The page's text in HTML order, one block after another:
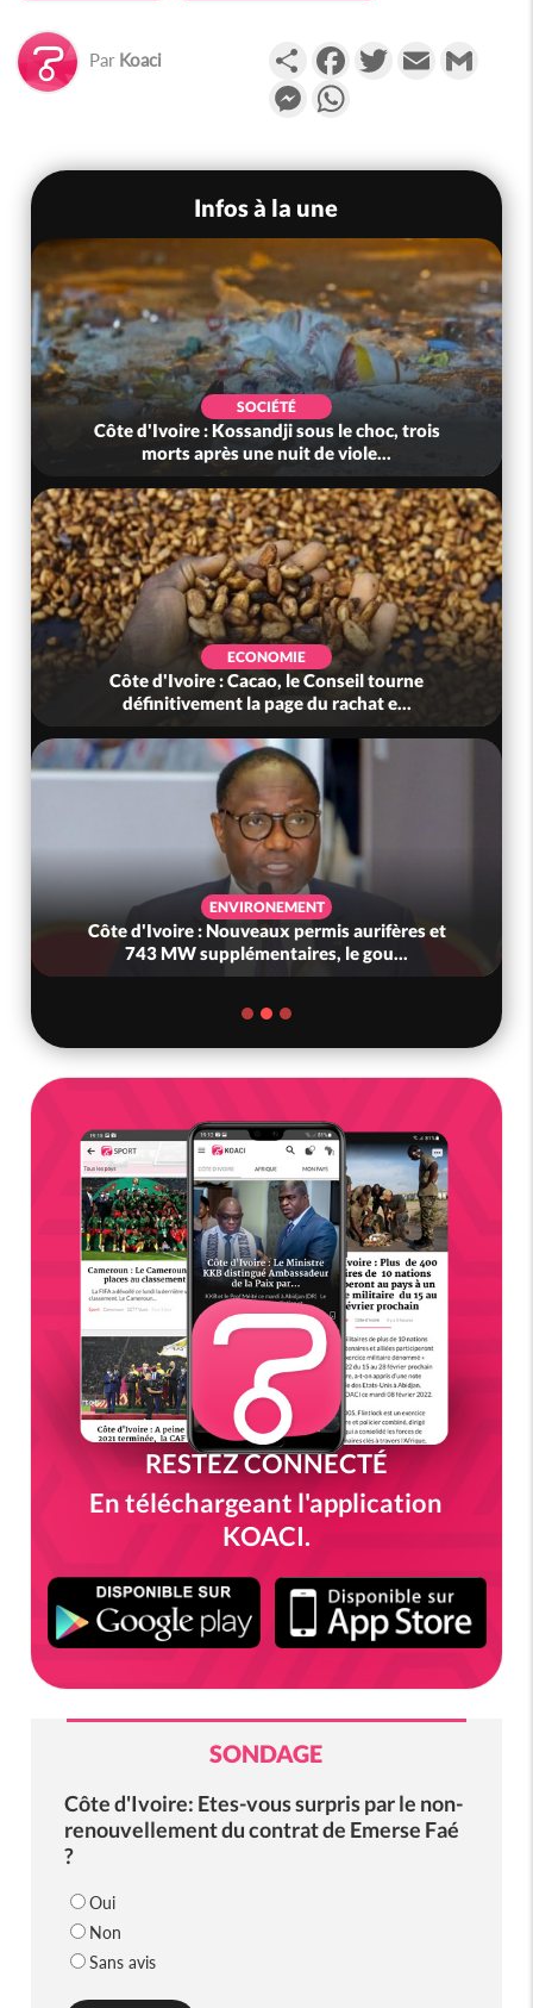
Par Koaci PartagerFacebookTwitterEmail
Messenger
Infos à la une
SOCIÉTÉ
Côte d'Ivoire : Kossandji sous le choc, trois
morts après une nuit de viole...
ECONOMIE
Côte d'Ivoire : Cacao, le Conseil tourne
définitivement la page du rachat e...
ENVIRONEMENT
Côte d'Ivoire : Nouveaux permis aurifères et
743 MW supplémentaires, le gou...
RESTEZ CONNECTÉ
En téléchargeant l'application
KOACI.
SONDAGE
Côte d'Ivoire: Etes-vous surpris par le non-
renouvellement du contrat de Emerse Faé
?
Oui
Non
Sans avis